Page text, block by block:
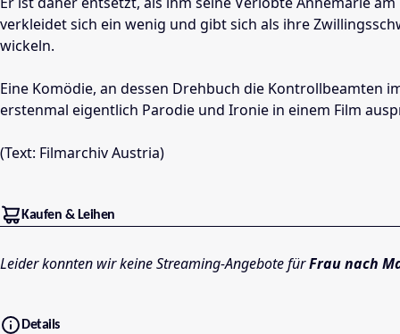
verkleidet sich ein wenig und gibt sich als ihre
wickeln.
Eine Komödie, an dessen Drehbuch die Kontrollbeamten
erstenmal eigentlich Parodie und Ironie in einem Film
(Text: Filmarchiv Austria)
Kaufen & Leihen
Leider konnten wir keine Streaming-Angebote fürFrau nach
Details